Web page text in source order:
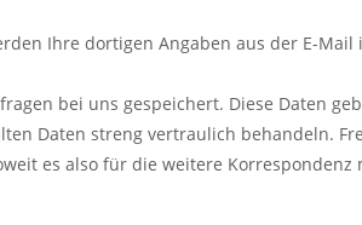
Ihre dortigen Angaben aus der E-
bei uns gespeichert. Diese Daten
Daten streng vertraulich behandeln.
es also für die weitere